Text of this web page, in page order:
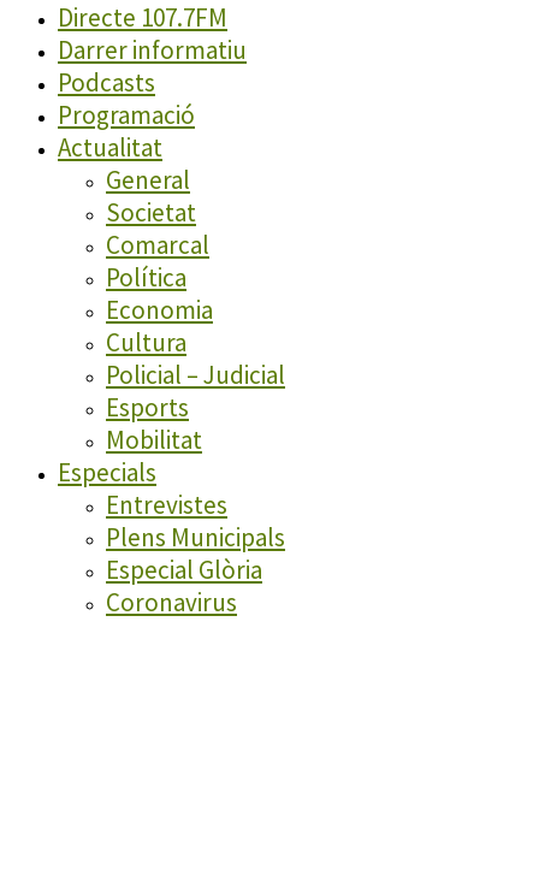
Directe 107.7FM
Darrer informatiu
Podcasts
Programació
Actualitat
General
Societat
Comarcal
Política
Economia
Cultura
Policial – Judicial
Esports
Mobilitat
Especials
Entrevistes
Plens Municipals
Especial Glòria
Coronavirus